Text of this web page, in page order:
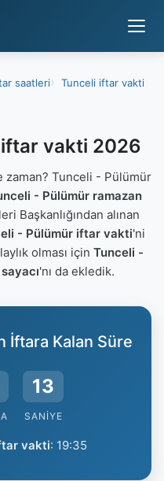
saatleri
Tunceli iftar vakti
vakti 2026
zaman? Tunceli - Pülümür
- Pülümür ramazan
Başkanlığından alınan
- Pülümür iftar vakti'ni
olması için Tunceli -
'nı da ekledik.
İftara Kalan Süre
12
SANIYE
vakti: 19:35